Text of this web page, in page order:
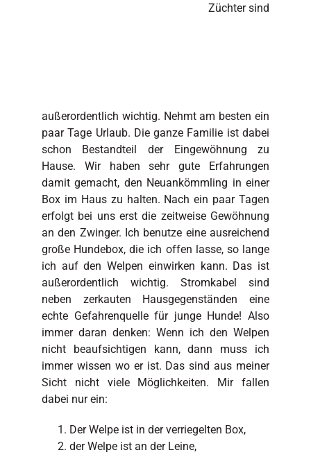
Züchter sind
außerordentlich wichtig. Nehmt am besten ein
paar Tage Urlaub. Die ganze Familie ist dabei
schon Bestandteil der Eingewöhnung zu
Hause. Wir haben sehr gute Erfahrungen
damit gemacht, den Neuankömmling in einer
Box im Haus zu halten. Nach ein paar Tagen
erfolgt bei uns erst die zeitweise Gewöhnung
an den Zwinger. Ich benutze eine ausreichend
große Hundebox, die ich offen lasse, so lange
ich auf den Welpen einwirken kann. Das ist
außerordentlich wichtig. Stromkabel sind
neben zerkauten Hausgegenständen eine
echte Gefahrenquelle für junge Hunde! Also
immer daran denken: Wenn ich den Welpen
nicht beaufsichtigen kann, dann muss ich
immer wissen wo er ist. Das sind aus meiner
Sicht nicht viele Möglichkeiten. Mir fallen
dabei nur ein:
Der Welpe ist in der verriegelten Box,
der Welpe ist an der Leine,